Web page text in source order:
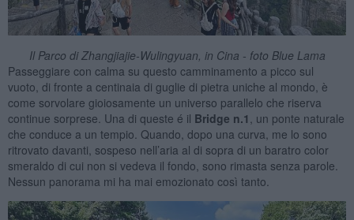
Il Parco di Zhangjiajie-Wulingyuan, in Cina - foto Blue Lama
Passeggiare con calma su questo camminamento a picco sul
vuoto, di fronte a centinaia di guglie di pietra uniche al mondo, è
come sorvolare gioiosamente un universo parallelo che riserva
continue sorprese. Una di queste é il Bridge n.1 , un ponte naturale
che conduce a un tempio. Quando, dopo una curva, me lo sono
ritrovato davanti, sospeso nell’aria al di sopra di un baratro color
smeraldo di cui non si vedeva il fondo, sono rimasta senza parole.
Nessun panorama mi ha mai emozionato così tanto.